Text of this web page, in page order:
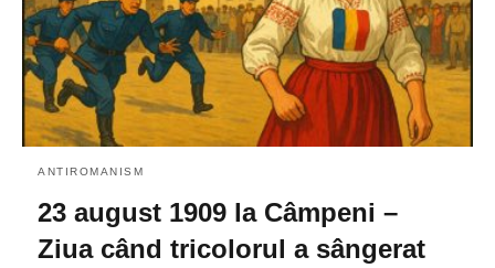
ANTIROMANISM
23 august 1909 la Câmpeni –
Ziua când tricolorul a sângerat